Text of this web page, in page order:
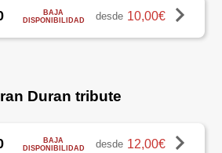
BAJA
DISPONIBILIDAD
desde 10,00€
Duran tribute
BAJA
DISPONIBILIDAD
desde 12,00€